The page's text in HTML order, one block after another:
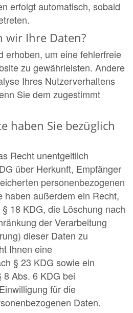
erfolgt automatisch, sobald
wir Ihre Daten?
erhoben, um eine fehlerfreie
zu gewährleisten. Andere
Ihres Nutzerverhaltens
Sie dem zugestimmt
haben Sie bezüglich
Recht unentgeltlich
über Herkunft, Empfänger
personenbezogenen
haben außerdem ein Recht,
18 KDG, die Löschung nach
der Verarbeitung
dieser Daten zu
Ihnen eine
§ 23 KDG sowie ein
Abs. 6 KDG bei
für die
Daten.